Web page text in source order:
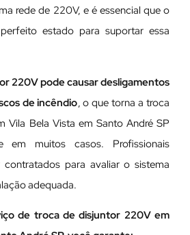
rede de 220V, e é essencial que o
estado para suportar essa
220V pode causar desligamentos
de incêndio, o que torna a troca
Vila Bela Vista em Santo André SP
em muitos casos. Profissionais
contratados para avaliar o sistema
adequada.
de troca de disjuntor 220V em